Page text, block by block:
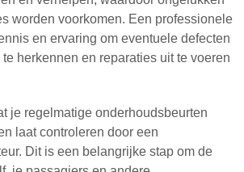
worden voorkomen. Een professionele
en ervaring om eventuele defecten
herkennen en reparaties uit te voeren
je regelmatige onderhoudsbeurten
laat controleren door een
Dit is een belangrijke stap om de